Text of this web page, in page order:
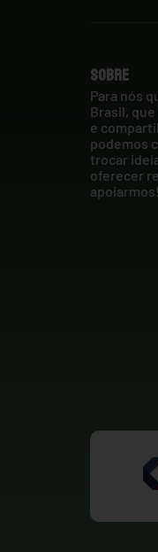
Sobre
Para nós
Brasil,
e
podemos
trocar
oferecer
apoiarmos!